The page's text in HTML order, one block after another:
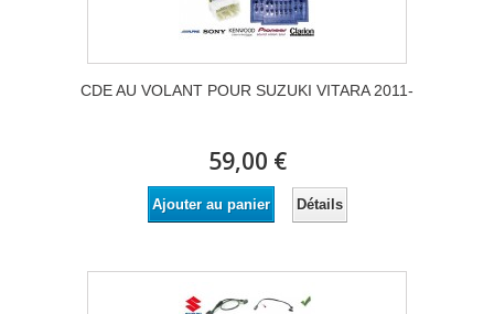
CDE AU VOLANT POUR SUZUKI VITARA 2011-
59,00 €
Ajouter au panier Détails